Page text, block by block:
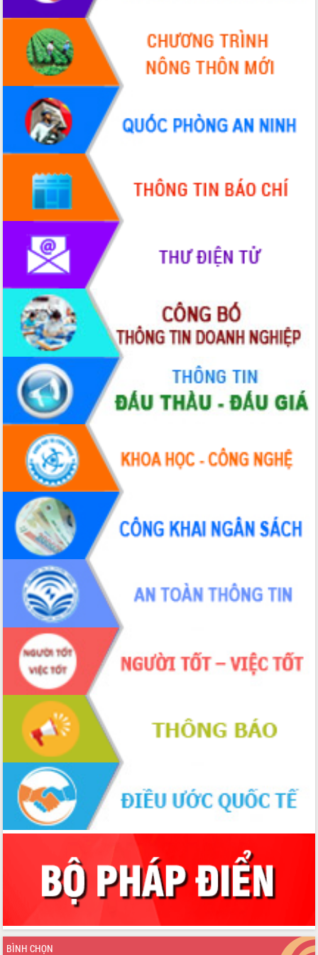
Thứ trưởng Bộ Y tế làm việc với tỉnh
Đắk Lắk về phát triển nhân lực y tế
cho trạm y tế cấp xã
Du lịch Đắk Lắk nâng tầm trải nghiệm
du khách thông qua Hệ thống cơ sở dữ
liệu và Bản đồ số
Tập huấn ứng dụng trí tuệ nhân tạo (AI)
trong thương mại điện tử năm 2026
Đoàn đại biểu Quốc hội tỉnh Đắk Lắk
trao đổi thông tin trước Kỳ họp thứ
nhất, Quốc hội khóa XVI
Quyết liệt cải cách hành chính, khơi
thông nguồn lực phát triển
Nâng cao hiệu lực, hiệu quả HĐND
tỉnh thông qua hiện đại hóa hành chính
Xã Ea Phê gắn cải cách hành chính với
chuyển đổi số
Phó Chủ tịch Thường trực UBND tỉnh
Hồ Thị Nguyên Thảo làm việc tại Trung
tâm Phục vụ hành chính công xã Ea
Phê
Xây dựng nền hành chính số đồng
hành cùng nông dân dân, doanh nghiệp
Giai đoạn 2026-2030, Đắk Lắk phấn
đấu có 77% xã đạt chuẩn nông thôn
mới
Chuyển đổi số 'mở đường' cho nông
nghiệp Đắk Lắk tăng trưởng bứt phá
Triển khai đồng bộ đo đạc, lập hồ sơ
địa chính, hoàn thiện cơ sở dữ liệu đất
Ứng dụng sinh trắc học - Bước tiến
trong hành trình chuyển đổi số tại Đắk
Lắk
Đắk Lắk nâng cao hiệu quả công tác
Đảng từ Sổ tay đảng viên điện tử
Đắk Lắk đẩy mạnh nuôi biển công
nghệ, hướng tới phát triển thủy sản
bền vững
Tập huấn nâng cao năng lực triển khai
chuyển đổi số cho cán bộ, công chức
cấp xã
Đắk Lắk phát động hưởng ứng Ngày
Quyền của người tiêu dùng Việt Nam
Đẩy mạnh cải cách hành chính, quyết
tâm đạt được mục tiêu tăng trưởng
hai con số trong năm 2026
Tổ chức trang trọng Lễ hội Đền thờ
Lương Văn Chánh năm 2026
Phó Bí thư Tỉnh ủy Đắk Lắk Đỗ Hữu
Huy giữ chức Bí thư Đảng ủy Ủy Ban
Nhân dân tỉnh
Bệnh án điện tử thúc đẩy chuyển đổi
Chuyển đổi số thư viện: Mở rộng
không gian tri thức trong thời đại số
Đánh giá, rút kinh nghiệm công tác tổ
chức diễn tập trước ngày bầu cử
Chương trình “Gặp gỡ hữu nghị –
Friendship Meeting New Year 2026”
BÌNH CHỌN